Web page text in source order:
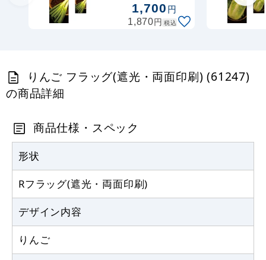
Rフラッグ専用ポール (877) マグネット
式 丸パイプ26cm白
8月16日迄 カゴへ
ッグ 丸パイプ25.5cm白
カゴへ
1,700円
1,870円 税込
りんご フラッグ(遮光・両面印刷) (61247)
の商品詳細
商品仕様・スペック
形状
Rフラッグ(遮光・両面印刷)
デザイン内容
りんご